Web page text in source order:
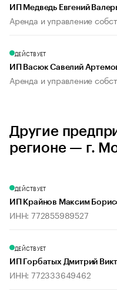
ИП Медведь Евгений
Аренда и управление
ДЕЙСТВУЕТ
ИП Васюк Савелий
Аренда и управление
Другие
регионе — г.
ДЕЙСТВУЕТ
ИП Крайнов Максим
ИНН: 772855989527
ДЕЙСТВУЕТ
ИП Горбатых Дмитрий
ИНН: 772333649462